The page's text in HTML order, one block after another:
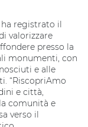
registrato il
valorizzare
presso la
monumenti, con
e alle
“RiscopriAmo
e città,
comunità e
verso il